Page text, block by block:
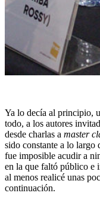
Ya lo decía al principio,
todo, a los autores
desde charlas a master
sido constante a lo
fue imposible acudir a
en la que faltó público e
al menos realicé unas
continuación.